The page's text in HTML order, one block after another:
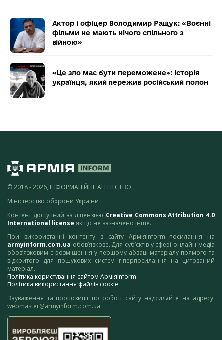
Актор і офіцер Володимир Ращук: «Воєнні
фільми не мають нічого спільного з
війною»
«Це зло має бути переможене»: історія
українця, який пережив російський полон
© 2018 - 2026, ІНФОРМАЦІЙНЕ АГЕНТСТВО,
Міністерство оборони України
Контент доступний за ліцензією Creative Commons Attribution 4.0
International license якщо не зазначено інше.
При використанні контенту з сайту АрміяInform посилання на
armyinform.com.ua обов’язкове. Для суб’єктів у сфері онлайн-медіа
обов’язковим є розміщення у першому абзаці матеріалу прямого та
відкритого для пошукових систем гіперпосилання на цитований
матеріал.
Політика користування сайтом АрміяInform
Політика використання файлів cookie
Зауваження та пропозиції по роботі сайту надсилайте на адресу:
webmaster@armyinform.com.ua